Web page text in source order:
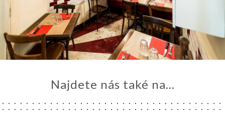
Najdete nás také na...